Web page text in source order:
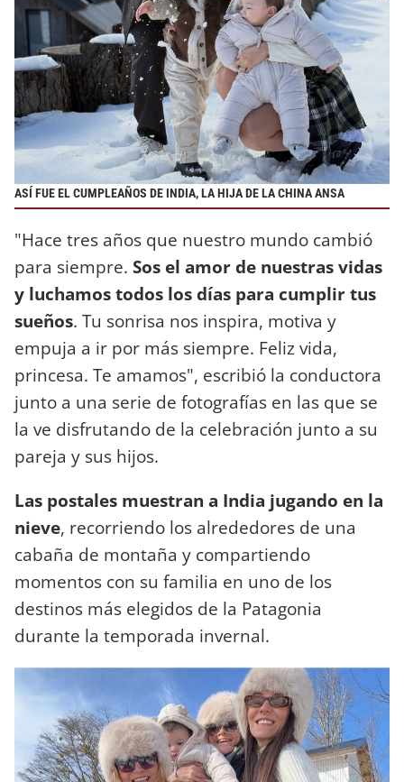
ASÍ FUE EL CUMPLEAÑOS DE INDIA, LA HIJA DE LA CHINA ANSA
"Hace tres años que nuestro mundo cambió
para siempre. Sos el amor de nuestras vidas
y luchamos todos los días para cumplir tus
sueños. Tu sonrisa nos inspira, motiva y
empuja a ir por más siempre. Feliz vida,
princesa. Te amamos", escribió la conductora
junto a una serie de fotografías en las que se
la ve disfrutando de la celebración junto a su
pareja y sus hijos.
Las postales muestran a India jugando en la
nieve, recorriendo los alrededores de una
cabaña de montaña y compartiendo
momentos con su familia en uno de los
destinos más elegidos de la Patagonia
durante la temporada invernal.